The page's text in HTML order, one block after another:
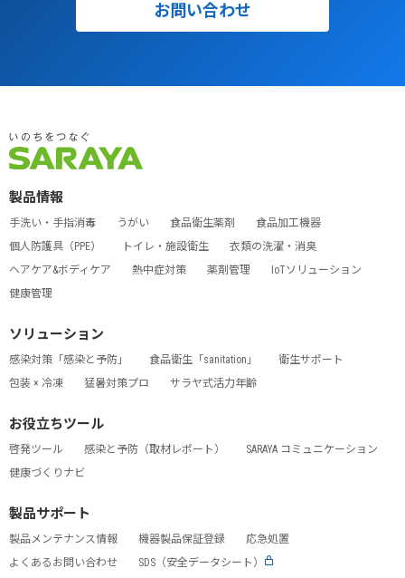
お問い合わせ
製品情報
手洗い・手指消毒 うがい 食品衛生薬剤
食品加工機器
個人防護具（PPE）
トイレ・施設衛生
衣類の洗濯・消臭
ヘアケア&ボディケア
熱中症対策 薬剤管理
IoTソリューション
健康管理
ソリューション
感染対策「感染と予防」 食品衛生「sanitation」
衛生サポート
包装 × 冷凍
猛暑対策プロ サラヤ式活力年齢
お役立ちツール
啓発ツール 感染と予防（取材レポート）
SARAYA コミュニケーション
健康づくりナビ
製品サポート
製品メンテナンス情報 機器製品保証登録
応急処置
よくあるお問い合わせ
SDS（安全データシート）